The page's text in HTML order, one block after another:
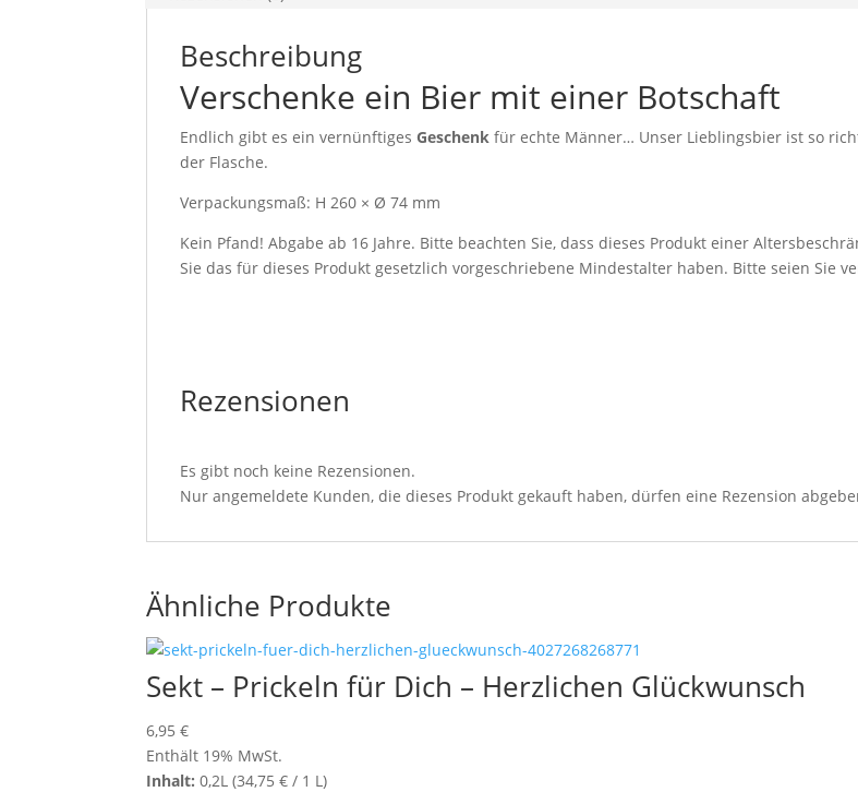
Beschreibung
Verschenke ein Bier mit einer Botschaft
Endlich gibt es ein vernünftigesGeschenk für echte Männer… Unser Lieblingsbier ist so
der Flasche.
Verpackungsmaß: H 260 × Ø 74 mm
Kein Pfand! Abgabe ab 16 Jahre. Bitte beachten Sie, dass dieses Produkt einer
Sie das für dieses Produkt gesetzlich vorgeschriebene Mindestalter haben. Bitte seien Sie
Rezensionen
Es gibt noch keine Rezensionen.
Nur angemeldete Kunden, die dieses Produkt gekauft haben, dürfen eine Rezension
Ähnliche Produkte
Sekt – Prickeln für Dich – Herzlichen Glückwunsch
6,95€
Enthält 19% MwSt.
Inhalt: 0,2L (34,75€ / 1 L)